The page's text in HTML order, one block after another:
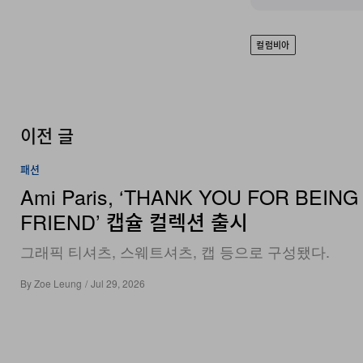
컬럼비아
이전 글
패션
Ami Paris, ‘THANK YOU FOR
FRIEND’ 캡슐 컬렉션 출시
그래픽 티셔츠, 스웨트셔츠, 캡 등으로 구성됐다.
ByZoe Leung / Jul 29, 2026